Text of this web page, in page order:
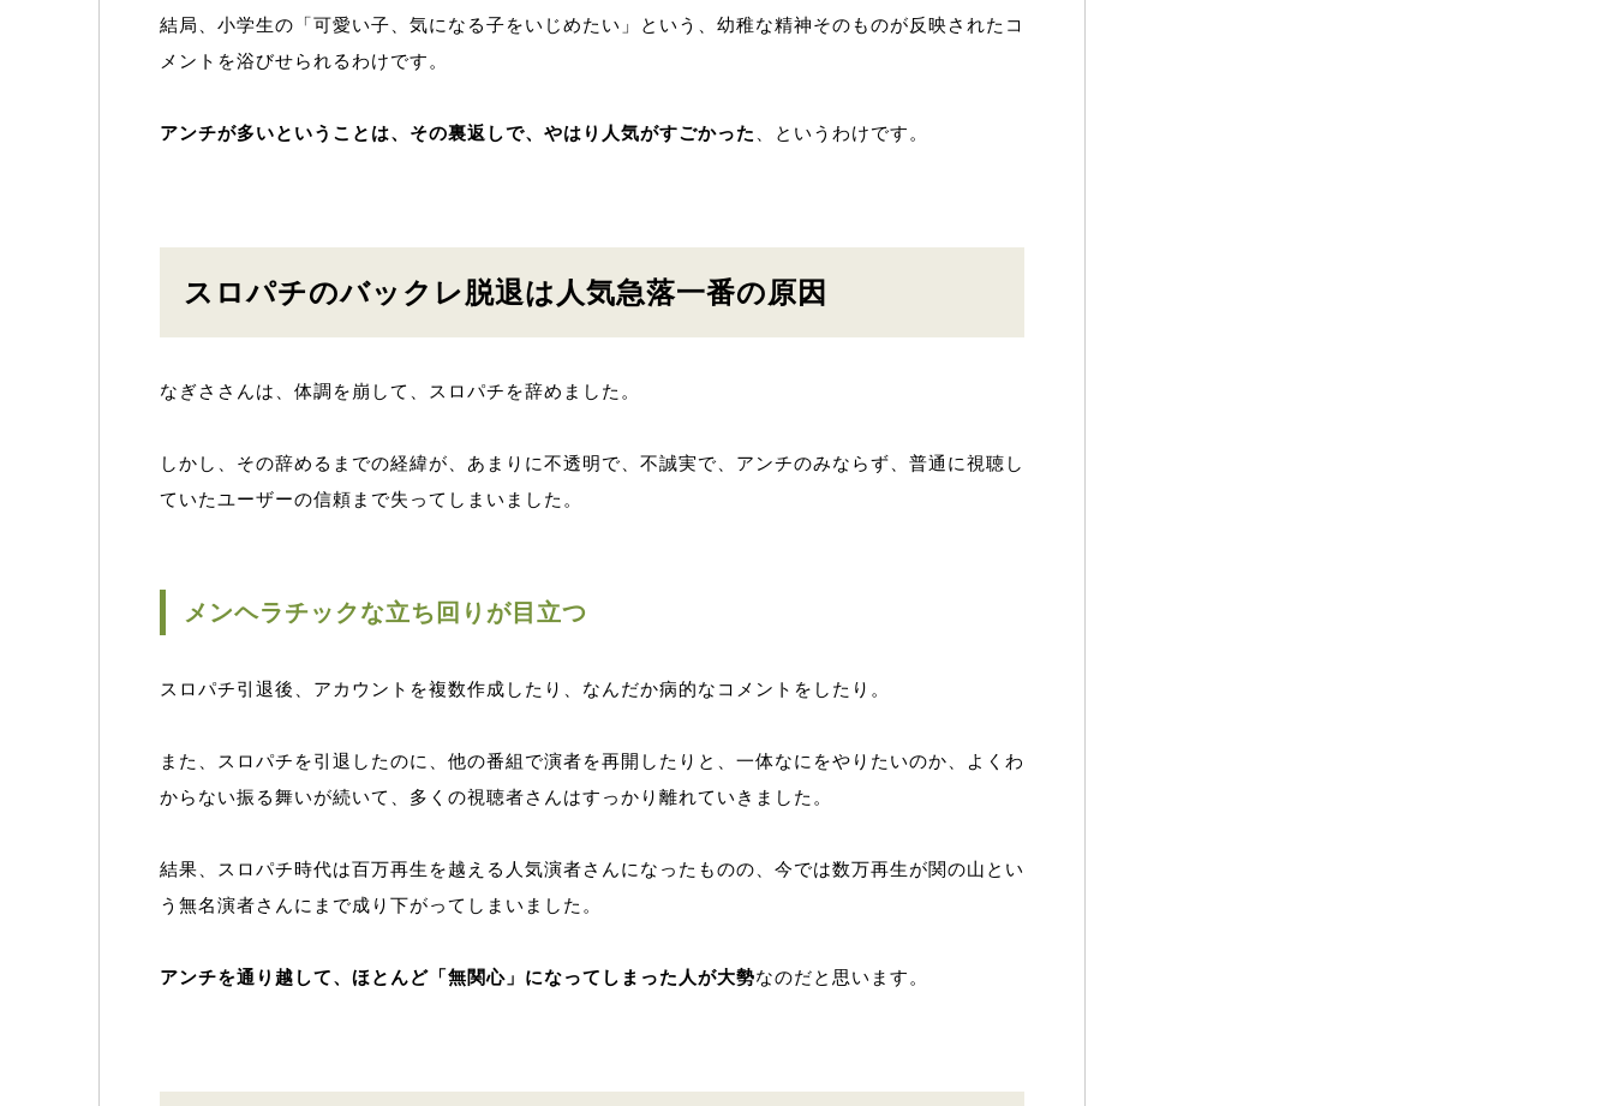
結局、小学生の「可愛い子、気になる子をいじめたい」という、幼稚な精神そのものが反映されたコ
メントを浴びせられるわけです。
アンチが多いということは、その裏返しで、やはり人気がすごかった 、というわけです。
スロパチのバックレ脱退は人気急落一番の原因
なぎささんは、体調を崩して、スロパチを辞めました。
しかし、その辞めるまでの経緯が、あまりに不透明で、不誠実で、アンチのみならず、普通に視聴し
ていたユーザーの信頼まで失ってしまいました。
メンヘラチックな立ち回りが目立つ
スロパチ引退後、アカウントを複数作成したり、なんだか病的なコメントをしたり。
また、スロパチを引退したのに、他の番組で演者を再開したりと、一体なにをやりたいのか、よくわ
からない振る舞いが続いて、多くの視聴者さんはすっかり離れていきました。
結果、スロパチ時代は百万再生を越える人気演者さんになったものの、今では数万再生が関の山とい
う無名演者さんにまで成り下がってしまいました。
アンチを通り越して、ほとんど「無関心」になってしまった人が大勢なのだと思います。